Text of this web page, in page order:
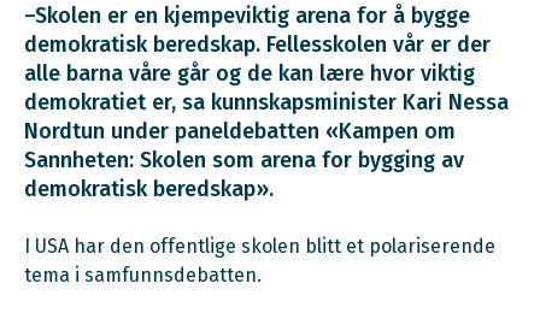
–Skolen er en kjempeviktig arena for å bygge
demokratisk beredskap. Fellesskolen vår er der
alle barna våre går og de kan lære hvor viktig
demokratiet er, sa kunnskapsminister Kari Nessa
Nordtun under paneldebatten «Kampen om
Sannheten: Skolen som arena for bygging av
demokratisk beredskap».
I USA har den offentlige skolen blitt et polariserende
tema i samfunnsdebatten.